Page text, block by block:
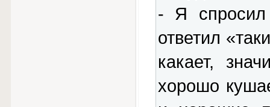
- Я
ответил
какает,
хорошо